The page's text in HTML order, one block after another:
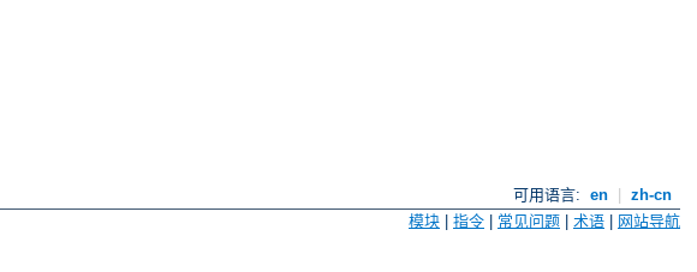
可用语言: en
zh-cn
模块 指令 常见问题 术语 网站导航